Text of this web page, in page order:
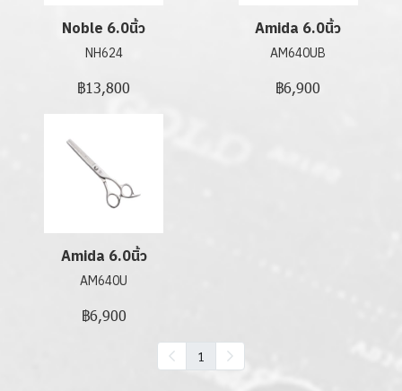
Noble 6.0นิ้ว
NH624
฿13,800
Amida 6.0นิ้ว
AM640UB
฿6,900
Amida 6.0นิ้ว
AM640U
฿6,900
1